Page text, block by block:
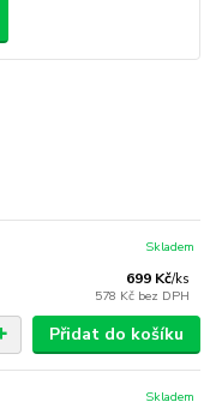
699 Kč/ks
578 Kč bez DPH
Skladem
Přidat do košíku
Skladem